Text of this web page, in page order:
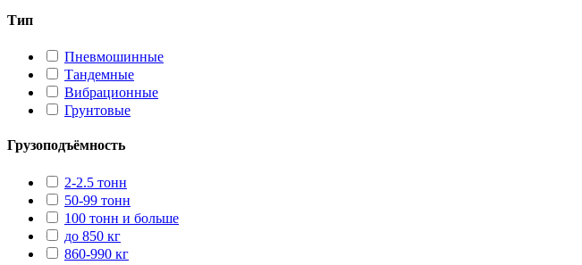
Тип
Пневмошинные
Тандемные
Вибрационные
Грунтовые
Грузоподъёмность
2-2.5 тонн
50-99 тонн
100 тонн и больше
до 850 кг
860-990 кг